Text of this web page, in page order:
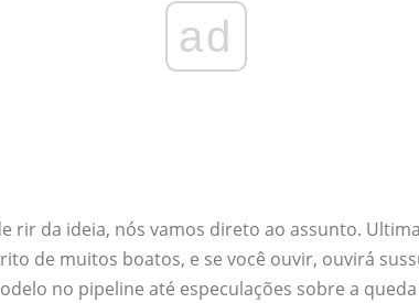
ad
rir da ideia, nós vamos direto ao assunto.
de muitos boatos, e se você ouvir, ouvirá
no pipeline até especulações sobre a